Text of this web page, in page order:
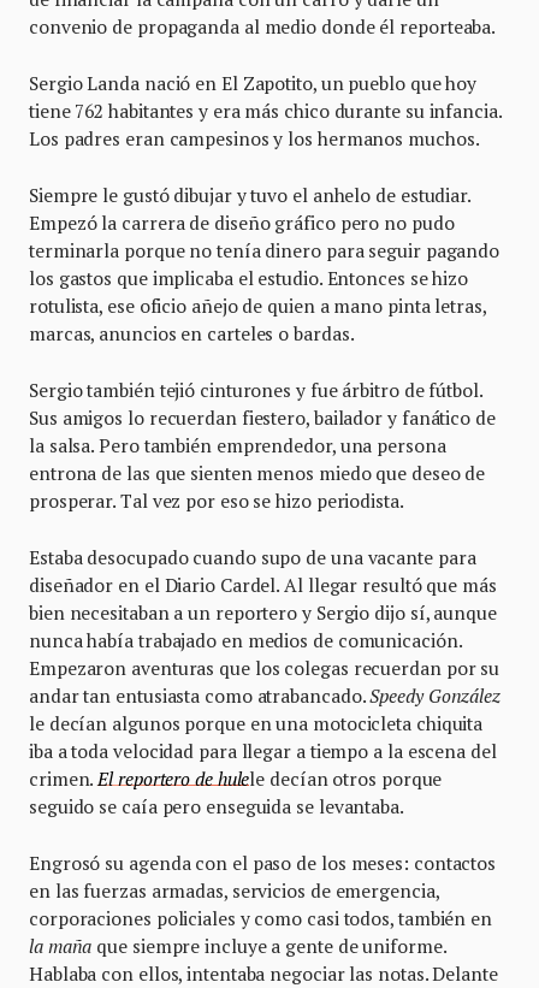
convenio de propaganda al medio donde él reporteaba.
Sergio Landa nació en El Zapotito, un pueblo que hoy
tiene 762 habitantes y era más chico durante su infancia.
Los padres eran campesinos y los hermanos muchos.
Siempre le gustó dibujar y tuvo el anhelo de estudiar.
Empezó la carrera de diseño gráfico pero no pudo
terminarla porque no tenía dinero para seguir pagando
los gastos que implicaba el estudio. Entonces se hizo
rotulista, ese oficio añejo de quien a mano pinta letras,
marcas, anuncios en carteles o bardas.
Sergio también tejió cinturones y fue árbitro de fútbol.
Sus amigos lo recuerdan fiestero, bailador y fanático de
la salsa. Pero también emprendedor, una persona
entrona de las que sienten menos miedo que deseo de
prosperar. Tal vez por eso se hizo periodista.
Estaba desocupado cuando supo de una vacante para
diseñador en el Diario Cardel. Al llegar resultó que más
bien necesitaban a un reportero y Sergio dijo sí, aunque
nunca había trabajado en medios de comunicación.
Empezaron aventuras que los colegas recuerdan por su
andar tan entusiasta como atrabancado.Speedy González
le decían algunos porque en una motocicleta chiquita
iba a toda velocidad para llegar a tiempo a la escena del
crimen.El reportero de hulele decían otros porque
seguido se caía pero enseguida se levantaba.
Engrosó su agenda con el paso de los meses: contactos
en las fuerzas armadas, servicios de emergencia,
corporaciones policiales y como casi todos, también en
la maña que siempre incluye a gente de uniforme.
Hablaba con ellos, intentaba negociar las notas. Delante